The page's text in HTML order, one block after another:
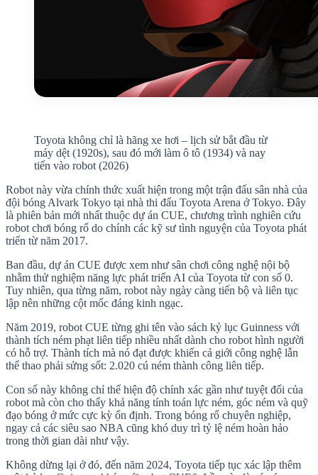
Toyota không chỉ là hãng xe hơi – lịch sử bắt đầu từ
máy dệt (1920s), sau đó mới làm ô tô (1934) và nay
tiến vào robot (2026)
Robot này vừa chính thức xuất hiện trong một trận đấu sân nhà của
đội bóng Alvark Tokyo tại nhà thi đấu Toyota Arena ở Tokyo. Đây
là phiên bản mới nhất thuộc dự án CUE, chương trình nghiên cứu
robot chơi bóng rổ do chính các kỹ sư tình nguyện của Toyota phát
triển từ năm 2017.
Ban đầu, dự án CUE được xem như sân chơi công nghệ nội bộ
nhằm thử nghiệm năng lực phát triển AI của Toyota từ con số 0.
Tuy nhiên, qua từng năm, robot này ngày càng tiến bộ và liên tục
lập nên những cột mốc đáng kinh ngạc.
Năm 2019, robot CUE từng ghi tên vào sách kỷ lục Guinness với
thành tích ném phạt liên tiếp nhiều nhất dành cho robot hình người
có hỗ trợ. Thành tích mà nó đạt được khiến cả giới công nghệ lẫn
thể thao phải sửng sốt: 2.020 cú ném thành công liên tiếp.
Con số này không chỉ thể hiện độ chính xác gần như tuyệt đối của
robot mà còn cho thấy khả năng tính toán lực ném, góc ném và quỹ
đạo bóng ở mức cực kỳ ổn định. Trong bóng rổ chuyên nghiệp,
ngay cả các siêu sao NBA cũng khó duy trì tỷ lệ ném hoàn hảo
trong thời gian dài như vậy.
Không dừng lại ở đó, đến năm 2024, Toyota tiếp tục xác lập thêm